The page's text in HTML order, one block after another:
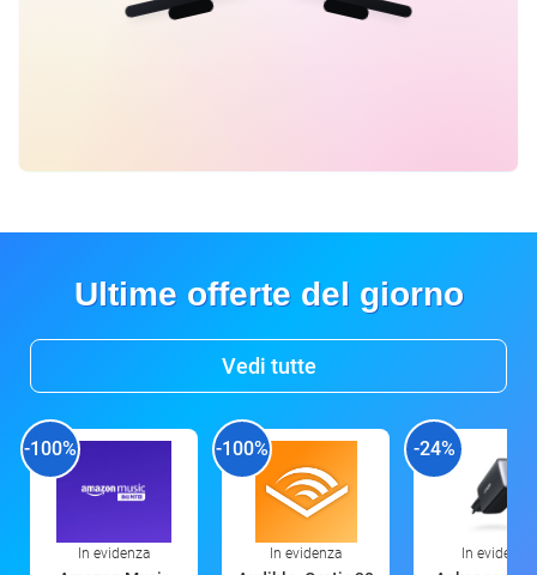
Ultime offerte del giorno
Vedi tutte
-100%
In evidenza
-100%
In evidenza
-24%
In evidenza